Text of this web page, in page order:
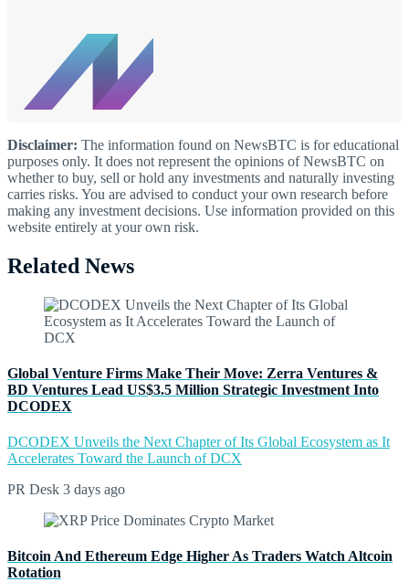
Disclaimer: The information found on NewsBTC is for educational
purposes only. It does not represent the opinions of NewsBTC on
whether to buy, sell or hold any investments and naturally investing
carries risks. You are advised to conduct your own research before
making any investment decisions. Use information provided on this
website entirely at your own risk.
Related News
Global Venture Firms Make Their Move: Zerra Ventures &
BD Ventures Lead US$3.5 Million Strategic Investment Into
DCODEX
DCODEX Unveils the Next Chapter of Its Global Ecosystem as It
Accelerates Toward the Launch of DCX
PR Desk 3 days ago
Bitcoin And Ethereum Edge Higher As Traders Watch Altcoin
Rotation